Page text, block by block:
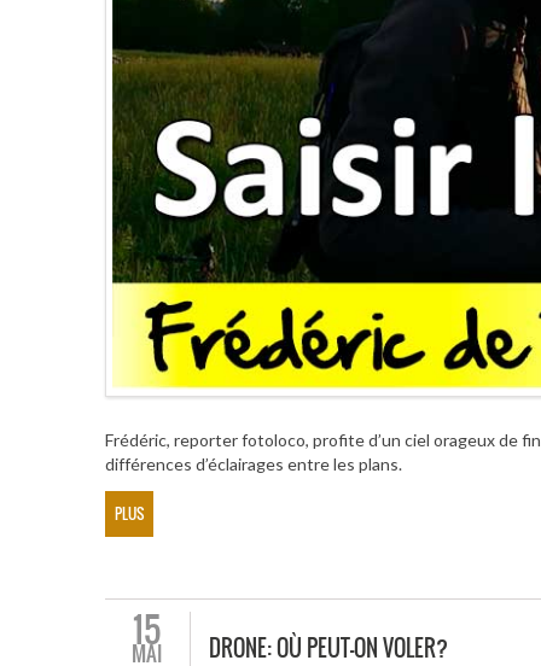
Frédéric, reporter fotoloco, profite d’un ciel orageux de
différences d’éclairages entre les plans.
PLUS
15
MAI DRONE: OÙ PEUT-ON VOLER?